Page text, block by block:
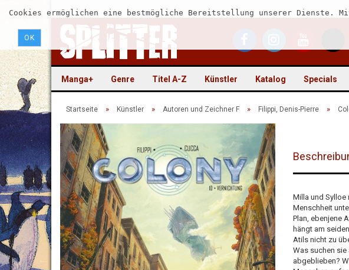
Cookies ermöglichen eine bestmögliche Bereitstellung unserer
OK
Manga+ Genre Titel A-Z Künstler Katalog Specials
Startseite » Künstler » Autoren und Zeichner F » Filippi, Denis-Pierre »
Milla und Sylloe
Menschheit
Plan, ebenjene
hängt am
Atils nicht zu
Was suchen
abgeblieben?